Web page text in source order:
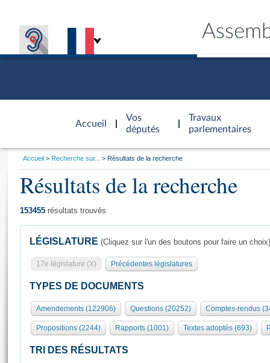
Accueil
d'accueil
Vos
députés
Travaux
parlementaires
Présidence
577 députés
Groupes politiques
Séance publique
Commissions et autres organes
Europe et International
Général
Rôle et pouvoirs de l'Assemblée
Organisation de l'Assemblée
Présidence Conférence des Présidents Bureau Collège des
Visiter l'Assemblée
Visite virtuelle du palais Bourbon
Assister à une séance
Vous
Accueil Recherche sur... Résultats de la recherche
Résultats de la recherche
153455 résultats trouvés
LÉGISLATURE (Cliquez sur l'un des boutons pour faire un choix)
17e législature (X) Précédentes législatures
TYPES DE DOCUMENTS
Amendements (122906) Questions (20252) Comptes-rendus
Propositions (2244) Rapports (1001) Textes adoptés (693)
TRI DES RÉSULTATS